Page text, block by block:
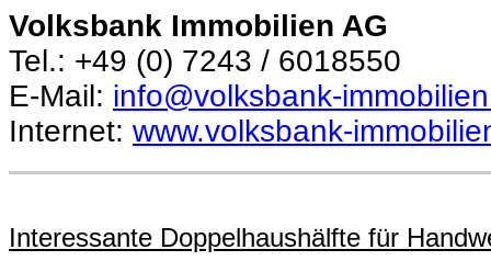
Volksbank Immobilien AG
Tel.: +49 (0) 7243 / 6018550
E-Mail: info@volksbank-
Internet: www.volksbank-
Interessante Doppelhaushälfte für